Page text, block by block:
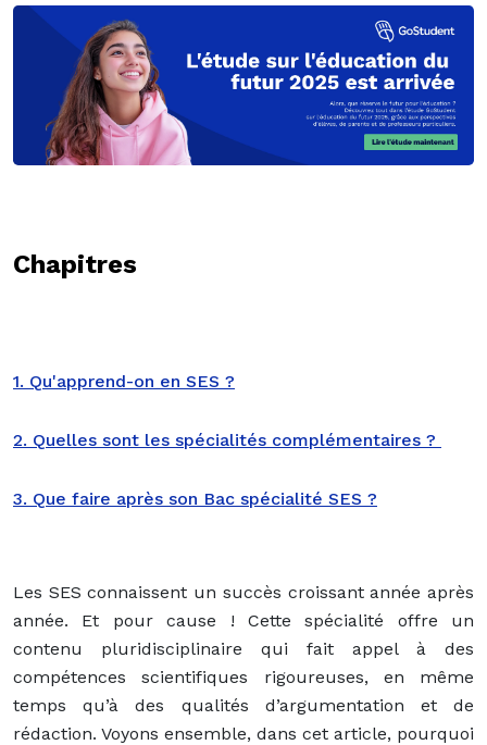
Chapitres
1. Qu'apprend-on en SES ?
2. Quelles sont les spécialités complémentaires ?
3. Que faire après son Bac spécialité SES ?
Les SES connaissent un succès croissant année après
année. Et pour cause ! Cette spécialité offre un
contenu pluridisciplinaire qui fait appel à des
compétences scientifiques rigoureuses, en même
temps qu’à des qualités d’argumentation et de
rédaction. Voyons ensemble, dans cet article, pourquoi